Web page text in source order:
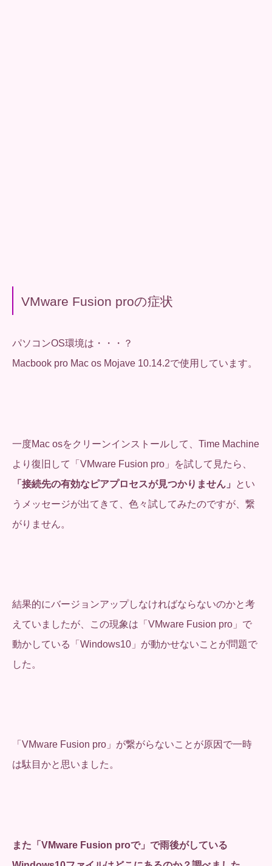
VMware Fusion proの症状
パソコンOS環境は・・・？
Macbook pro Mac os Mojave 10.14.2で使用しています。
一度Mac osをクリーンインストールして、Time Machine
より復旧して「VMware Fusion pro」を試して見たら、
「接続先の有効なピアプロセスが見つかりません」
とい
うメッセージが出てきて、色々試してみたのですが、繋
がりません。
結果的にバージョンアップしなければならないのかと考
えていましたが、この現象は「VMware Fusion pro」で
動かしている「Windows10」が動かせないことが問題で
した。
「VMware Fusion pro」が繋がらないことが原因で一時
は駄目かと思いました。
また「VMware Fusion proで」で雨後がしている